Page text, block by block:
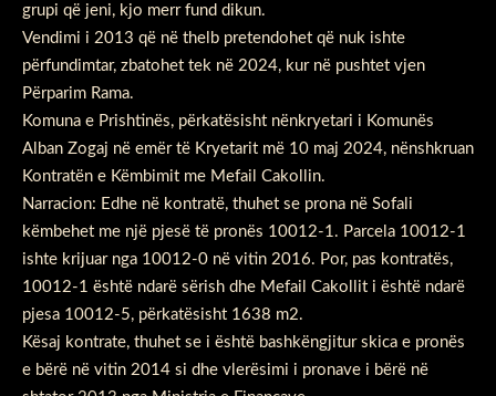
grupi që jeni, kjo merr fund dikun.
Vendimi i 2013 që në thelb pretendohet që nuk ishte
përfundimtar, zbatohet tek në 2024, kur në pushtet vjen
Përparim Rama.
Komuna e Prishtinës, përkatësisht nënkryetari i Komunës
Alban Zogaj në emër të Kryetarit më 10 maj 2024, nënshkruan
Kontratën e Këmbimit me Mefail Cakollin.
Narracion: Edhe në kontratë, thuhet se prona në Sofali
këmbehet me një pjesë të pronës 10012-1. Parcela 10012-1
ishte krijuar nga 10012-0 në vitin 2016. Por, pas kontratës,
10012-1 është ndarë sërish dhe Mefail Cakollit i është ndarë
pjesa 10012-5, përkatësisht 1638 m2.
Kësaj kontrate, thuhet se i është bashkëngjitur skica e pronës
e bërë në vitin 2014 si dhe vlerësimi i pronave i bërë në